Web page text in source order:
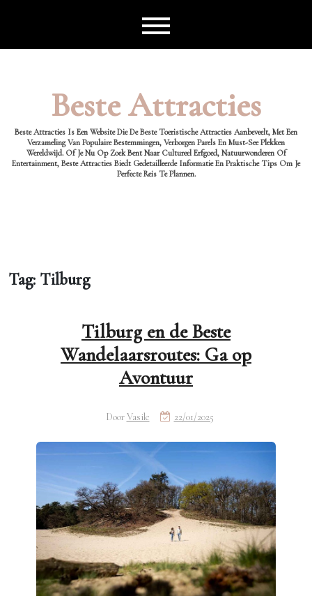
Beste Attracties
Beste Attracties Is Een Website Die De Beste Toeristische Attracties Aanbeveelt, Met Een
Verzameling Van Populaire Bestemmingen, Verborgen Parels En Must-See Plekken
Wereldwijd. Of Je Nu Op Zoek Bent Naar Cultureel Erfgoed, Natuurwonderen Of
Entertainment, Beste Attracties Biedt Gedetailleerde Informatie En Praktische Tips Om Je
Perfecte Reis Te Plannen.
Tag: Tilburg
Tilburg en de Beste
Wandelaarsroutes: Ga op
Avontuur
DoorVasile 22/01/2025